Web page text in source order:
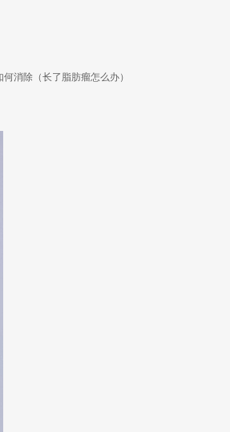
何消除（长了脂肪瘤怎么办）